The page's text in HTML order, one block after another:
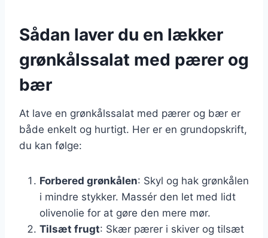
Sådan laver du en lækker
grønkålssalat med pærer og
bær
At lave en grønkålssalat med pærer og bær er
både enkelt og hurtigt. Her er en grundopskrift,
du kan følge:
Forbered grønkålen: Skyl og hak grønkålen
i mindre stykker. Massér den let med lidt
olivenolie for at gøre den mere mør.
Tilsæt frugt: Skær pærer i skiver og tilsæt